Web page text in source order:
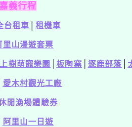
義行程
台租車 租機車
里山漫遊套票
樹萌寵樂園 │板陶窯 逐鹿部落
愛木村觀光工廠
閒漁場體驗券
阿里山一日遊